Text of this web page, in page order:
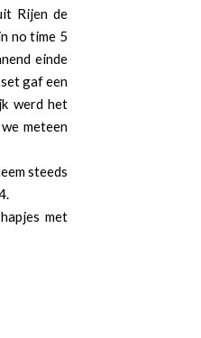
Rijen de
no time 5
einde
gaf een
werd het
meteen
steeds
met